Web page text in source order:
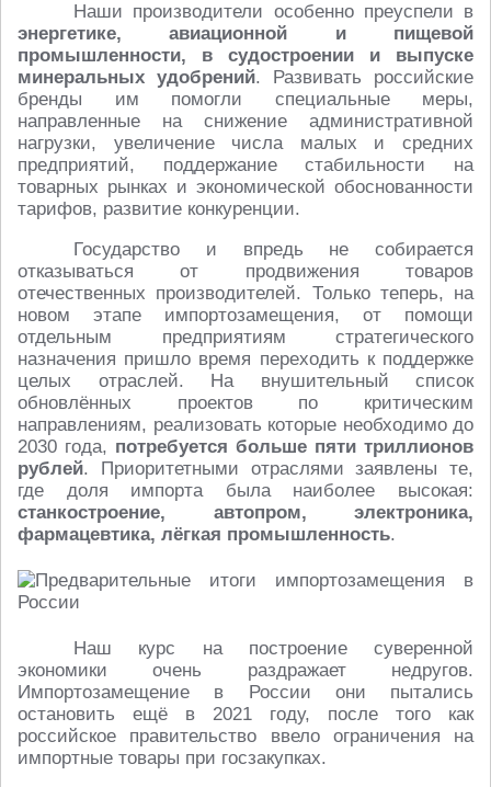
Наши производители особенно преуспели в
энергетике, авиационной и пищевой
промышленности, в судостроении и выпуске
минеральных удобрений. Развивать российские
бренды им помогли специальные меры,
направленные на снижение административной
нагрузки, увеличение числа малых и средних
предприятий, поддержание стабильности на
товарных рынках и экономической обоснованности
тарифов, развитие конкуренции.
Государство и впредь не собирается
отказываться от продвижения товаров
отечественных производителей. Только теперь, на
новом этапе импортозамещения, от помощи
отдельным предприятиям стратегического
назначения пришло время переходить к поддержке
целых отраслей. На внушительный список
обновлённых проектов по критическим
направлениям, реализовать которые необходимо до
2030 года, потребуется больше пяти триллионов
рублей. Приоритетными отраслями заявлены те,
где доля импорта была наиболее высокая:
станкостроение, автопром, электроника,
фармацевтика, лёгкая промышленность.
Наш курс на построение суверенной
экономики очень раздражает недругов.
Импортозамещение в России они пытались
остановить ещё в 2021 году, после того как
российское правительство ввело ограничения на
импортные товары при госзакупках.